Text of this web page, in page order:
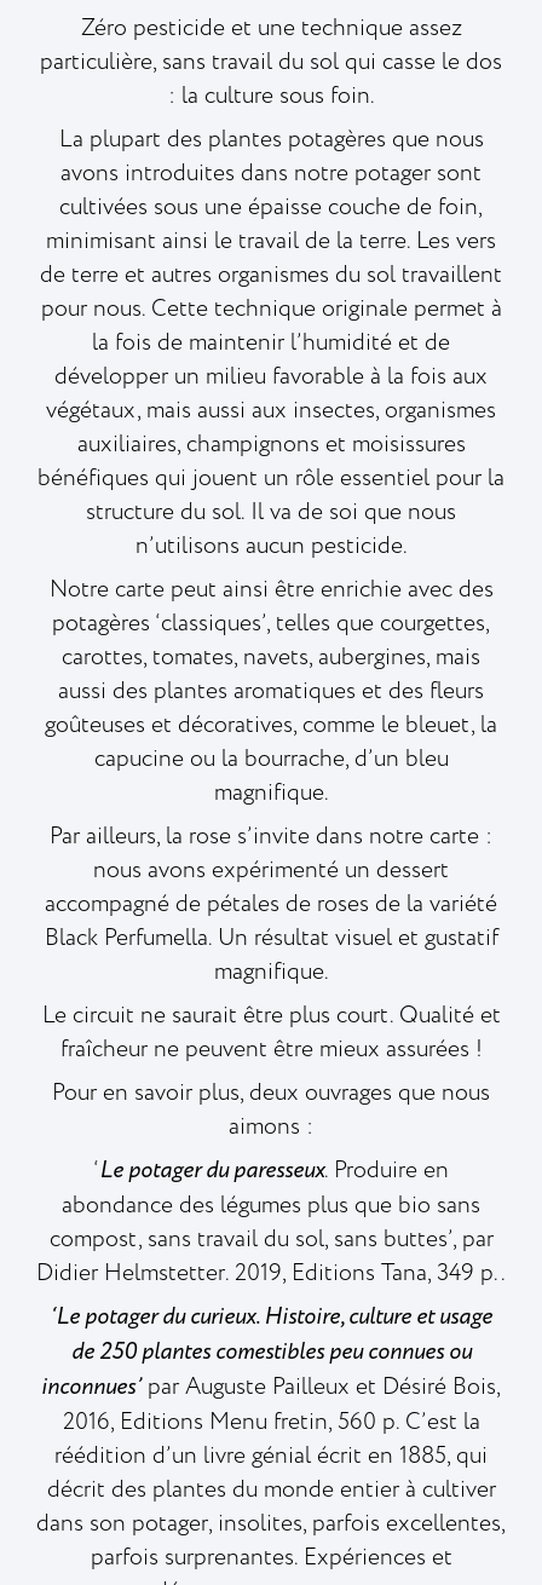
Zéro pesticide et une technique assez
particulière, sans travail du sol qui casse le dos
: la culture sous foin.
La plupart des plantes potagères que nous
avons introduites dans notre potager sont
cultivées sous une épaisse couche de foin,
minimisant ainsi le travail de la terre. Les vers
de terre et autres organismes du sol travaillent
pour nous. Cette technique originale permet à
la fois de maintenir l’humidité et de
développer un milieu favorable à la fois aux
végétaux, mais aussi aux insectes, organismes
auxiliaires, champignons et moisissures
bénéfiques qui jouent un rôle essentiel pour la
structure du sol. Il va de soi que nous
n’utilisons aucun pesticide.
Notre carte peut ainsi être enrichie avec des
potagères ‘classiques’, telles que courgettes,
carottes, tomates, navets, aubergines, mais
aussi des plantes aromatiques et des fleurs
goûteuses et décoratives, comme le bleuet, la
capucine ou la bourrache, d’un bleu
magnifique.
Par ailleurs, la rose s’invite dans notre carte :
nous avons expérimenté un dessert
accompagné de pétales de roses de la variété
Black Perfumella. Un résultat visuel et gustatif
magnifique.
Le circuit ne saurait être plus court. Qualité et
fraîcheur ne peuvent être mieux assurées !
Pour en savoir plus, deux ouvrages que nous
aimons :
‘Le potager du paresseux. Produire en
abondance des légumes plus que bio sans
compost, sans travail du sol, sans buttes’, par
Didier Helmstetter. 2019, Editions Tana, 349 p..
‘Le potager du curieux. Histoire, culture et usage
de 250 plantes comestibles peu connues ou
inconnues’par Auguste Pailleux et Désiré Bois,
2016, Editions Menu fretin, 560 p. C’est la
réédition d’un livre génial écrit en 1885, qui
décrit des plantes du monde entier à cultiver
dans son potager, insolites, parfois excellentes,
parfois surprenantes. Expériences et